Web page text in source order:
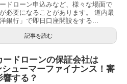
ドローン申込みなど、様々な場面で
必要になることがあります。 道内最
銀行」で即日口座開設をする...
記事を読む
ードローンの保証会社は
ューマーファイナンス！審
する？